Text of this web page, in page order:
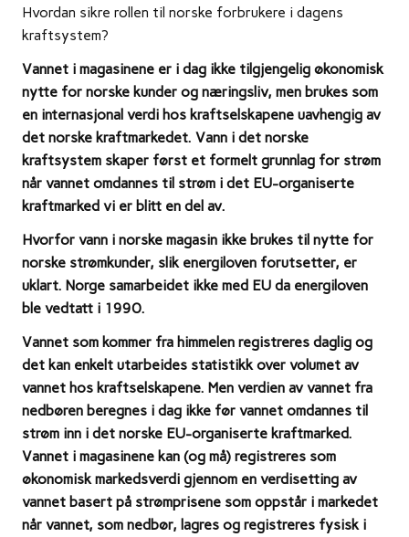
Hvordan sikre rollen til norske forbrukere i dagens
kraftsystem?
Vannet i magasinene er i dag ikke tilgjengelig økonomisk
nytte for norske kunder og næringsliv, men brukes som
en internasjonal verdi hos kraftselskapene uavhengig av
det norske kraftmarkedet. Vann i det norske
kraftsystem skaper først et formelt grunnlag for strøm
når vannet omdannes til strøm i det EU-organiserte
kraftmarked vi er blitt en del av.
Hvorfor vann i norske magasin ikke brukes til nytte for
norske strømkunder, slik energiloven forutsetter, er
uklart. Norge samarbeidet ikke med EU da energiloven
ble vedtatt i 1990.
Vannet som kommer fra himmelen registreres daglig og
det kan enkelt utarbeides statistikk over volumet av
vannet hos kraftselskapene. Men verdien av vannet fra
nedbøren beregnes i dag ikke før vannet omdannes til
strøm inn i det norske EU-organiserte kraftmarked.
Vannet i magasinene kan (og må) registreres som
økonomisk markedsverdi gjennom en verdisetting av
vannet basert på strømprisene som oppstår i markedet
når vannet, som nedbør, lagres og registreres fysisk i